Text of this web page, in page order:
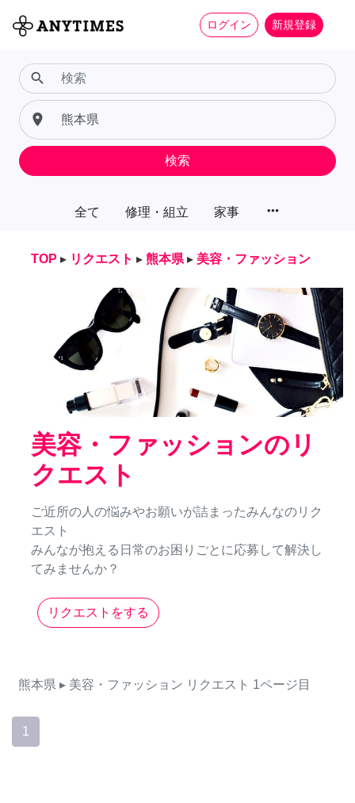
ログイン 新規登録
全て 修理・組立 家事 more_horiz
search
place
検索
TOP ▸ リクエスト ▸ 熊本県 ▸ 美容・ファッション
美容・ファッションのリ
クエスト
ご近所の人の悩みやお願いが詰まったみんなのリク
エスト
みんなが抱える日常のお困りごとに応募して解決し
てみませんか？
リクエストをする
熊本県 ▸ 美容・ファッション リクエスト 1ページ目
1